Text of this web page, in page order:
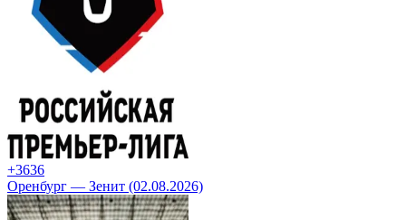
+3636
Оренбург — Зенит (02.08.2026)